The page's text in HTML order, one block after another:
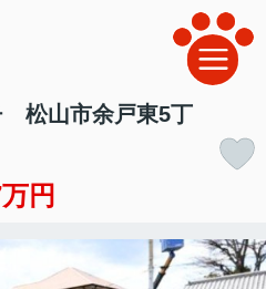
松山市余戸東5丁
円